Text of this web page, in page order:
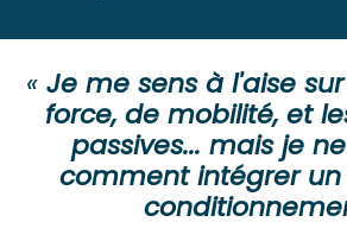
« Je me sens à l'aise
force, de mobilité, et
passives... mais je
comment intégrer